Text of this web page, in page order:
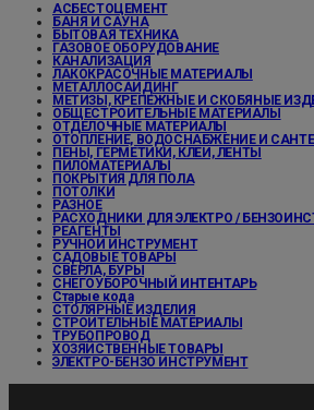
АСБЕСТОЦЕМЕНТ
БАНЯ И САУНА
БЫТОВАЯ ТЕХНИКА
ГАЗОВОЕ ОБОРУДОВАНИЕ
КАНАЛИЗАЦИЯ
ЛАКОКРАСОЧНЫЕ МАТЕРИАЛЫ
МЕТАЛЛОСАЙДИНГ
МЕТИЗЫ, КРЕПЕЖНЫЕ И СКОБЯНЫЕ
ОБЩЕСТРОИТЕЛЬНЫЕ МАТЕРИАЛЫ
ОТДЕЛОЧНЫЕ МАТЕРИАЛЫ
ОТОПЛЕНИЕ, ВОДОСНАБЖЕНИЕ И
ПЕНЫ, ГЕРМЕТИКИ, КЛЕИ, ЛЕНТЫ
ПИЛОМАТЕРИАЛЫ
ПОКРЫТИЯ ДЛЯ ПОЛА
ПОТОЛКИ
РАЗНОЕ
РАСХОДНИКИ ДЛЯ ЭЛЕКТРО /
РЕАГЕНТЫ
РУЧНОЙ ИНСТРУМЕНТ
САДОВЫЕ ТОВАРЫ
СВЕРЛА, БУРЫ
СНЕГОУБОРОЧНЫЙ ИНТЕНТАРЬ
Старые кода
СТОЛЯРНЫЕ ИЗДЕЛИЯ
СТРОИТЕЛЬНЫЕ МАТЕРИАЛЫ
ТРУБОПРОВОД
ХОЗЯЙСТВЕННЫЕ ТОВАРЫ
ЭЛЕКТРО-БЕНЗО ИНСТРУМЕНТ